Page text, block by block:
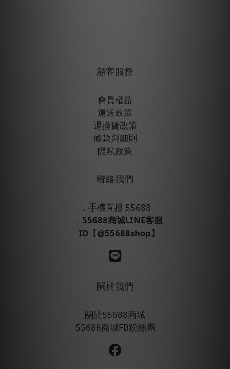
顧客服務
會員權益
運送政策
退換貨政策
條款與細則
隱私政策
聯絡我們
． 手機直撥 55688
． 55688商城LINE客服
ID 【@55688shop】
關於我們
關於55688商城
55688商城FB粉絲團